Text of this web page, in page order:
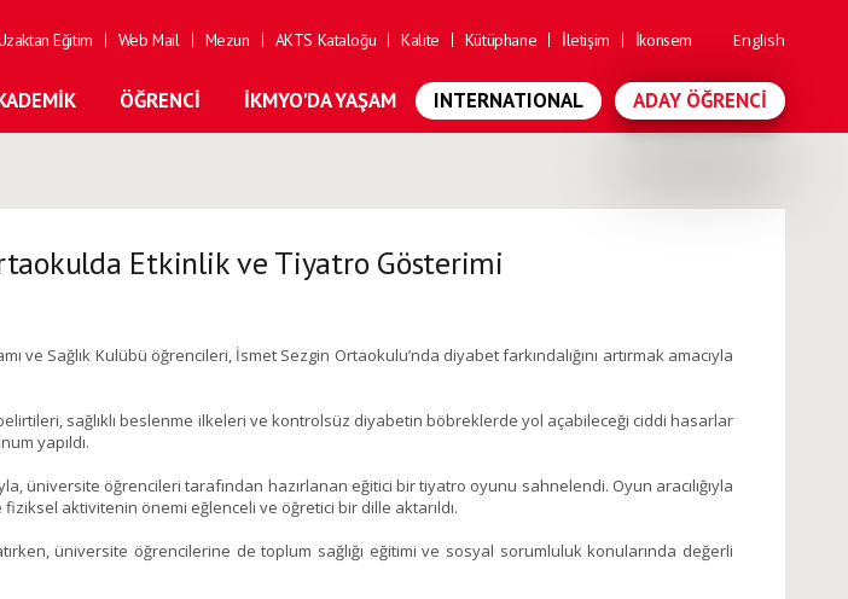
Eğitim Web Mail Mezun AKTS Kataloğu Kalite Kütüphane İletişim İkonsem English
ÖĞRENCI İKMYO'DA YAŞAM INTERNATIONAL ADAY ÖĞRENCI
Etkinlik ve Tiyatro Gösterimi
ve Sağlık Kulübü öğrencileri, İsmet Sezgin Ortaokulu’nda diyabet farkındalığını artırmak amacıyla
sağlıklı beslenme ilkeleri ve kontrolsüz diyabetin böbreklerde yol açabileceği ciddi hasarlar
yapıldı.
üniversite öğrencileri tarafından hazırlanan eğitici bir tiyatro oyunu sahnelendi. Oyun aracılığıyla
fiziksel aktivitenin önemi eğlenceli ve öğretici bir dille aktarıldı.
üniversite öğrencilerine de toplum sağlığı eğitimi ve sosyal sorumluluk konularında değerli